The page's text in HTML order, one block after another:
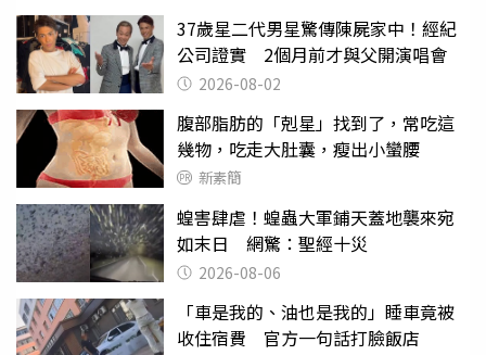
37歲星二代男星驚傳陳屍家中！經紀
公司證實 2個月前才與父開演唱會
2026-08-02
腹部脂肪的「剋星」找到了，常吃這
幾物，吃走大肚囊，瘦出小蠻腰
新素簡
蝗害肆虐！蝗蟲大軍鋪天蓋地襲來宛
如末日 網驚：聖經十災
2026-08-06
「車是我的、油也是我的」睡車竟被
收住宿費 官方一句話打臉飯店